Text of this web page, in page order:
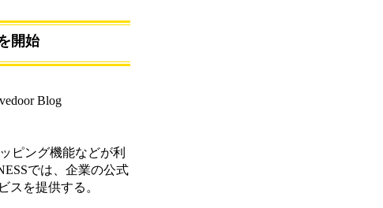
開始
Blog
ピング機能などが利
では、企業の公式
スを提供する。